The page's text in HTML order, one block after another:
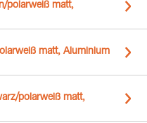
polarweiß matt,
matt, Aluminium
polarweiß matt,